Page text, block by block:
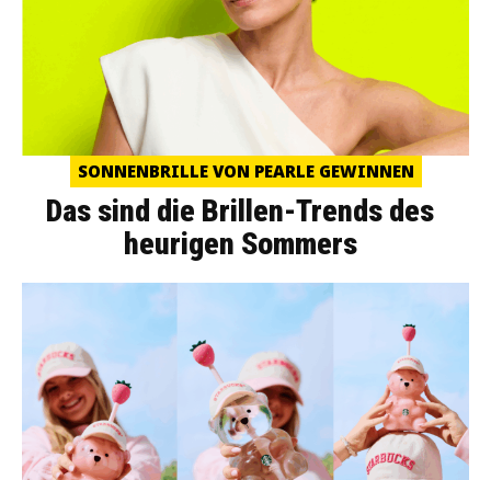
SONNENBRILLE VON PEARLE GEWINNEN
Das sind die Brillen-Trends des
heurigen Sommers